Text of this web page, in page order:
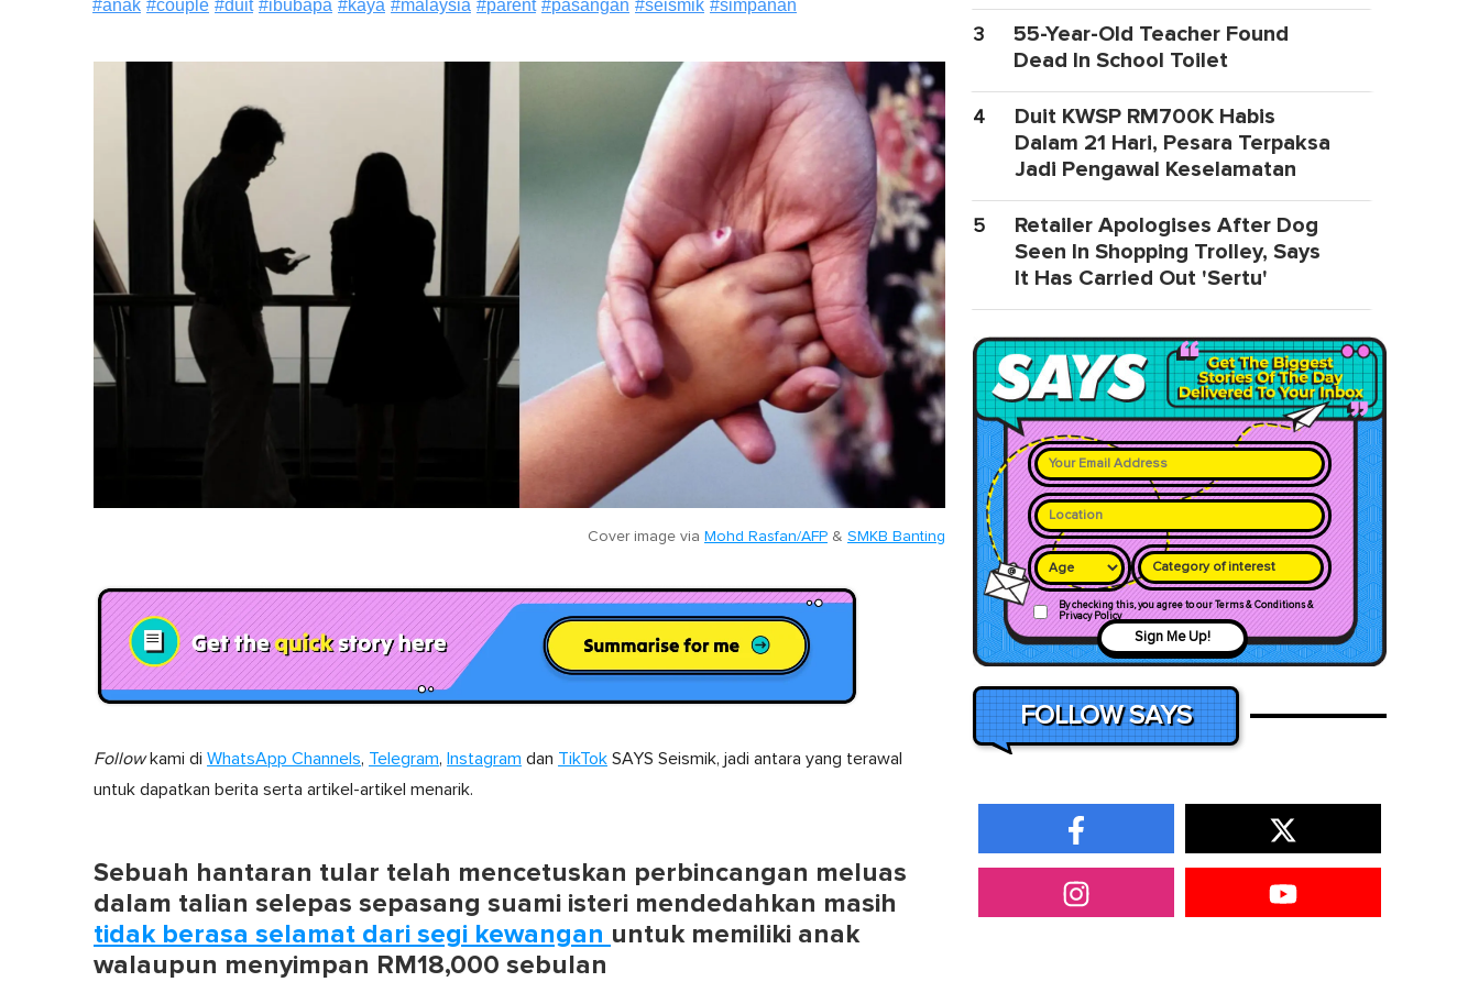
#anak #couple #duit #ibubapa #kaya #malaysia #parent #pasangan #seismik #simpanan
Cover image via Mohd Rasfan/AFP & SMKB Banting
Followkami di WhatsApp Channels, Telegram, Instagram dan TikTok SAYS Seismik, jadi antara yang terawal
untuk dapatkan berita serta artikel-artikel menarik.
Sebuah hantaran tular telah mencetuskan perbincangan meluas
dalam talian selepas sepasang suami isteri mendedahkan masih
tidak berasa selamat dari segi kewangan untuk memiliki anak
walaupun menyimpan RM18,000 sebulan
3
55-Year-Old Teacher Found
Dead In School Toilet
4
Duit KWSP RM700K Habis
Dalam 21 Hari, Pesara Terpaksa
Jadi Pengawal Keselamatan
5
Retailer Apologises After Dog
Seen In Shopping Trolley, Says
It Has Carried Out 'Sertu'
Category of interest
By checking this, you agree to our Terms & Conditions &
Privacy Policy
Sign Me Up!
FOLLOW SAYS